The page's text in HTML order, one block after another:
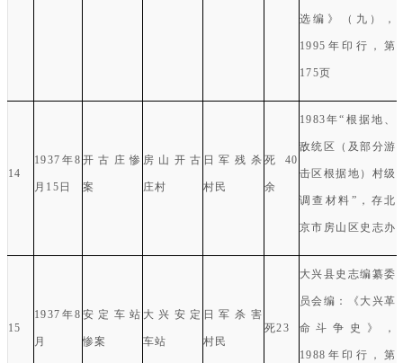
选编》（九），
1995 年印行，第
175页
14
1937 年8
月 15 日
开古庄惨
案
房山开古
庄村
日军残杀
村民
死 40
余
1983年“根据地、
敌统区（及部分游
击区根据地）村级
调查材料”，存北
京市房山区史志办
15
1937 年8
月
安定车站
惨案
大兴安定
车站
日军杀害
村民
死23
大兴县史志编纂委
员会编：《大兴革
命斗争史》，
1988 年印行，第